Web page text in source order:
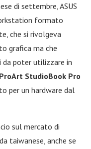
di settembre, ASUS
formato
che si rivolgeva
grafica ma che
poter utilizzare in
StudioBook Pro
per un hardware dal
sul mercato di
taiwanese, anche se